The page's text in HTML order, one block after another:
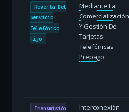
Reventa Del
Servicio
Telefónico
Fijo
Mediante La
Comercialización
Y Gestión De
Tarjetas
Telefónicas
Prepago
Transmisión
Interconexión